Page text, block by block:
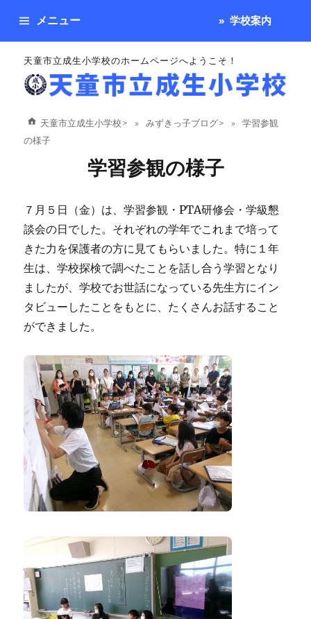
天童市立成生小学校のホームページへようこそ！
メニュー 学校案内
天童市立成生小学校 > みずきっ子ブログ>
学習参観
の様子
学習参観の様子
７月５日（金）は、学習参観・PTA研修会・学級懇
談会の日でした。それぞれの学年でこれまで培って
きた力を保護者の方に見てもらいました。特に１年
生は、学校探検で調べたことを話し合う学習となり
ましたが、学校でお世話になっている先生方にイン
タビューしたことをもとに、たくさんお話すること
ができました。